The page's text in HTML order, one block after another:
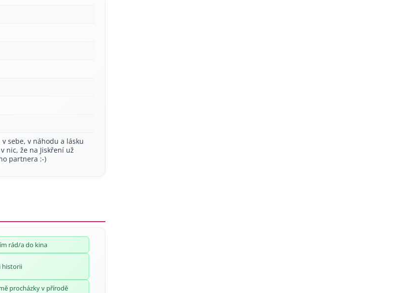
sebe, v náhodu a lásku
nic, že na Jiskření už
partnera :-)
rád/a do kina
historii
procházky v přírodě